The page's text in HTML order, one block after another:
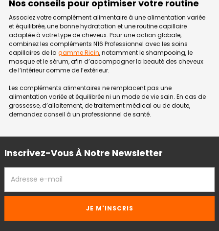
Nos conseils pour optimiser votre routine
Associez votre complément alimentaire à une alimentation variée
et équilibrée, une bonne hydratation et une routine capillaire
adaptée à votre type de cheveux. Pour une action globale,
combinez les compléments N16 Professionnel avec les soins
capillaires de la gamme Ricin, notamment le shampooing, le
masque et le sérum, afin d’accompagner la beauté des cheveux
de l’intérieur comme de l’extérieur.
Les compléments alimentaires ne remplacent pas une
alimentation variée et équilibrée ni un mode de vie sain. En cas de
grossesse, d’allaitement, de traitement médical ou de doute,
demandez conseil à un professionnel de santé.
Inscrivez-Vous À Notre Newsletter
EMAIL